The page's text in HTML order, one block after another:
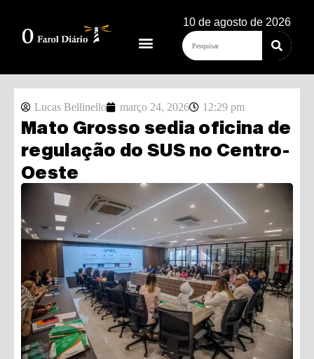
10 de agosto de 2026
Lucas Bellinello março 24, 2026 12:29 pm
Mato Grosso sedia oficina de
regulação do SUS no Centro-
Oeste